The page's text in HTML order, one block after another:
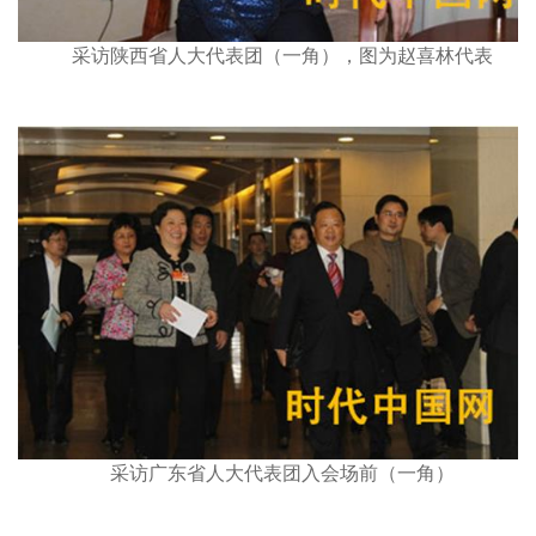
采访陕西省人大代表团（一角），图为赵喜林代表
采访广东省人大代表团入会场前（一角）